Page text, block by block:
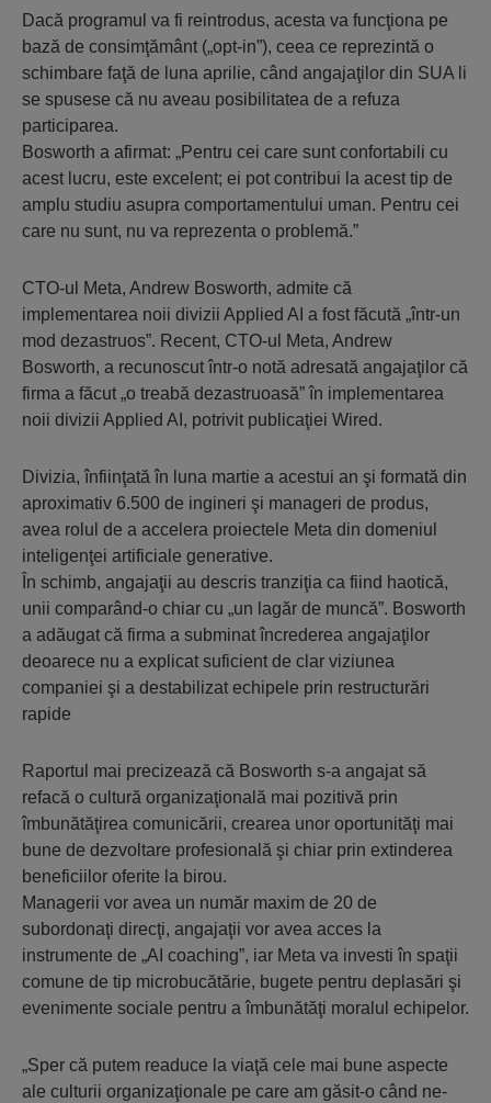
Dacă programul va fi reintrodus, acesta va funcţiona pe
bază de consimţământ („opt-in”), ceea ce reprezintă o
schimbare faţă de luna aprilie, când angajaţilor din SUA li
se spusese că nu aveau posibilitatea de a refuza
participarea.
Bosworth a afirmat: „Pentru cei care sunt confortabili cu
acest lucru, este excelent; ei pot contribui la acest tip de
amplu studiu asupra comportamentului uman. Pentru cei
care nu sunt, nu va reprezenta o problemă.”
CTO-ul Meta, Andrew Bosworth, admite că
implementarea noii divizii Applied AI a fost făcută „într-un
mod dezastruos”. Recent, CTO-ul Meta, Andrew
Bosworth, a recunoscut într-o notă adresată angajaţilor că
firma a făcut „o treabă dezastruoasă” în implementarea
noii divizii Applied AI, potrivit publicaţiei Wired.
Divizia, înfiinţată în luna martie a acestui an şi formată din
aproximativ 6.500 de ingineri şi manageri de produs,
avea rolul de a accelera proiectele Meta din domeniul
inteligenţei artificiale generative.
În schimb, angajaţii au descris tranziţia ca fiind haotică,
unii comparând-o chiar cu „un lagăr de muncă”. Bosworth
a adăugat că firma a subminat încrederea angajaţilor
deoarece nu a explicat suficient de clar viziunea
companiei şi a destabilizat echipele prin restructurări
rapide
Raportul mai precizează că Bosworth s-a angajat să
refacă o cultură organizaţională mai pozitivă prin
îmbunătăţirea comunicării, crearea unor oportunităţi mai
bune de dezvoltare profesională şi chiar prin extinderea
beneficiilor oferite la birou.
Managerii vor avea un număr maxim de 20 de
subordonaţi direcţi, angajaţii vor avea acces la
instrumente de „AI coaching”, iar Meta va investi în spaţii
comune de tip microbucătărie, bugete pentru deplasări şi
evenimente sociale pentru a îmbunătăţi moralul echipelor.
„Sper că putem readuce la viaţă cele mai bune aspecte
ale culturii organizaţionale pe care am găsit-o când ne-